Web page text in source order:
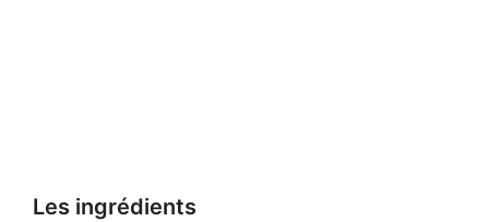
Les ingrédients